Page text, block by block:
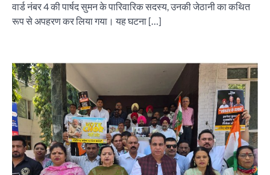
वार्ड नंबर 4 की पार्षद सुमन के पारिवारिक सदस्य, उनकी जेठानी का कथित
रूप से अपहरण कर लिया गया। यह घटना […]
“वोकल फॉर लोकल” से “लोकल टू ग्लोबल” की ओर भारत
का बढ़ता कदम, 12 से 15 अगस्त तक भारत मंडपम में होगा
भव्य भारत व्यापार महोत्सव : हरीश गर्ग